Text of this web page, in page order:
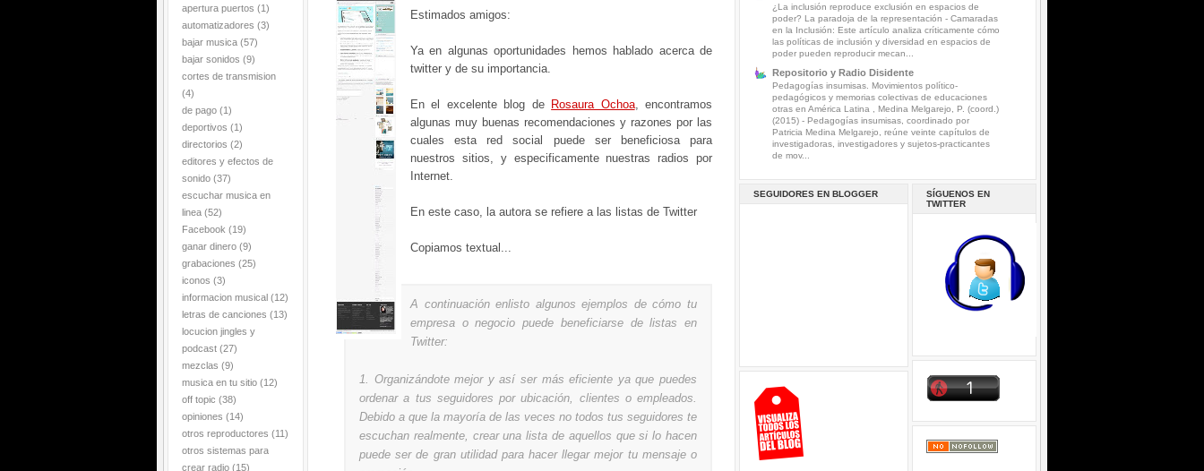
apertura puertos (1)
automatizadores (3)
bajar musica (57)
bajar sonidos (9)
cortes de transmision
(4)
de pago (1)
deportivos (1)
directorios (2)
editores y efectos de
sonido (37)
escuchar musica en
linea (52)
Facebook (19)
ganar dinero (9)
grabaciones (25)
iconos (3)
informacion musical (12)
letras de canciones (13)
locucion jingles y
podcast (27)
mezclas (9)
musica en tu sitio (12)
off topic (38)
opiniones (14)
otros reproductores (11)
otros sistemas para
crear radio (15)
Estimados amigos:
Ya en algunas oportunidades hemos hablado acerca de
twitter y de su importancia.
En el excelente blog de Rosaura Ochoa, encontramos
algunas muy buenas recomendaciones y razones por las
cuales esta red social puede ser beneficiosa para
nuestros sitios, y especificamente nuestras radios por
Internet.
En este caso, la autora se refiere a las listas de Twitter
Copiamos textual...
A continuación enlisto algunos ejemplos de cómo tu
empresa o negocio puede beneficiarse de listas en
Twitter:
1. Organizándote mejor y así ser más eficiente ya que puedes
ordenar a tus seguidores por ubicación, clientes o empleados.
Debido a que la mayoría de las veces no todos tus seguidores te
escuchan realmente, crear una lista de aquellos que si lo hacen
puede ser de gran utilidad para hacer llegar mejor tu mensaje o
¿La inclusión reproduce exclusión en espacios de
poder? La paradoja de la representación - Camaradas
en la Inclusión: Este artículo analiza críticamente cómo
las políticas de inclusión y diversidad en espacios de
poder pueden reproducir mecan...
Repositorio y Radio Disidente
Pedagogías insumisas. Movimientos político-
pedagógicos y memorias colectivas de educaciones
otras en América Latina , Medina Melgarejo, P. (coord.)
(2015) - Pedagogías insumisas, coordinado por
Patricia Medina Melgarejo, reúne veinte capítulos de
investigadoras, investigadores y sujetos-practicantes
de mov...
SEGUIDORES EN BLOGGER
SÍGUENOS EN
TWITTER